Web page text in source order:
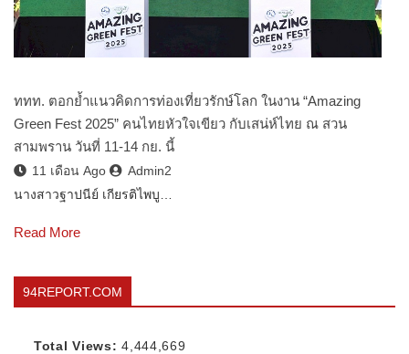
ททท. ตอกย้ำแนวคิดการท่องเที่ยวรักษ์โลก ในงาน “Amazing
Green Fest 2025” คนไทยหัวใจเขียว กับเสน่ห์ไทย ณ สวน
สามพราน วันที่ 11-14 กย. นี้
11 เดือน Ago
Admin2
นางสาวฐาปนีย์ เกียรติไพบู…
Read More
94REPORT.COM
Total Views:4,444,669